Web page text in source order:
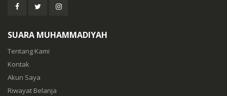
SUARA MUHAMMADIYAH
Tentang Kami
Kontak
Akun Saya
Riwayat Belanja